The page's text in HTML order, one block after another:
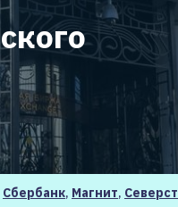
Сбербанк, Магнит,